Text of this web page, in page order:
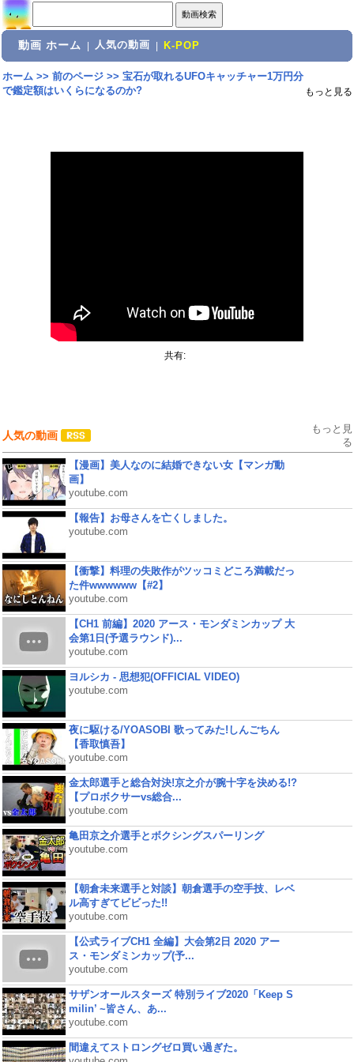
動画 ホーム 人気の動画 K-POP
ホーム>> 前のページ>> 宝石が取れるUFOキャッチャー1万円分
で鑑定額はいくらになるのか?
もっと見る
共有:
人気の動画
もっと見
る
【漫画】美人なのに結婚できない女【マンガ動
画】
youtube.com
【報告】お母さんを亡くしました。
youtube.com
【衝撃】料理の失敗作がツッコミどころ満載だっ
た件wwwwww【#2】
youtube.com
【CH1 前編】2020 アース・モンダミンカップ 大
会第1日(予選ラウンド)...
youtube.com
ヨルシカ - 思想犯(OFFICIAL VIDEO)
youtube.com
夜に駆ける/YOASOBI 歌ってみた!しんごちん
【香取慎吾】
youtube.com
金太郎選手と総合対決!京之介が腕十字を決める!?
【プロボクサーvs総合...
youtube.com
亀田京之介選手とボクシングスパーリング
youtube.com
【朝倉未来選手と対談】朝倉選手の空手技、レベ
ル高すぎてビビった!!
youtube.com
【公式ライブCH1 全編】大会第2日 2020 アー
ス・モンダミンカップ(予...
youtube.com
サザンオールスターズ 特別ライブ2020「Keep S
milin’ ~皆さん、あ...
youtube.com
間違えてストロングゼロ買い過ぎた。